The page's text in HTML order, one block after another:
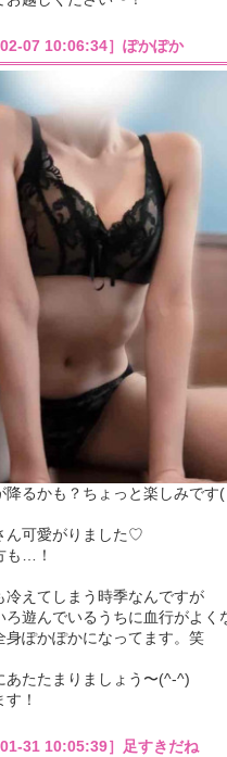
07 10:06:34］ぽかぽか
降るかも？ちょっと楽しみです
ん可愛がりました♡
も…！
冷えてしまう時季なんですが
遊んでいるうちに血行がよく
身ぽかぽかになってます。笑
あたたまりましょう〜(^-^)
！
31 10:05:39］足すきだね